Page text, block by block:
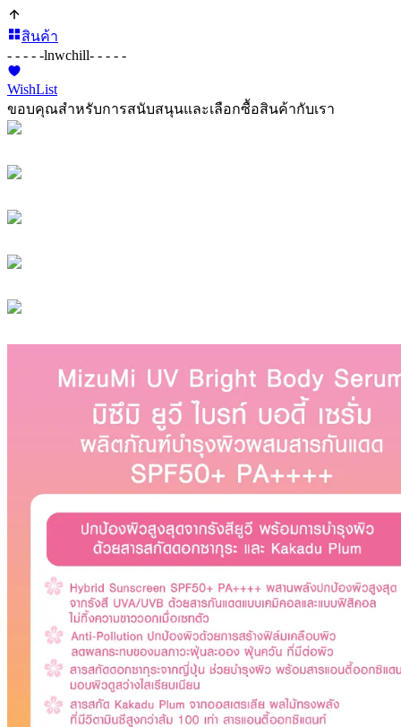
สินค้า
- - - - -lnwchill- - - - -
WishList
ขอบคุณสำหรับการสนับสนุนและเลือกซื้อสินค้ากับเรา